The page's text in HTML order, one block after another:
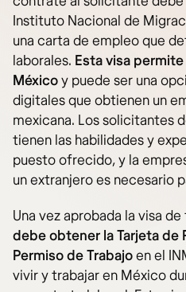
Instituto Nacional de
una carta de empleo que
laborales. Esta visa
Méxicoy puede ser una
digitales que obtienen un
mexicana. Los solicitantes
tienen las habilidades y
puesto ofrecido, y la
un extranjero es necesario
Una vez aprobada la visa
debe obtener la Tarjeta de
Permiso de Trabajoen el
vivir y trabajar en México